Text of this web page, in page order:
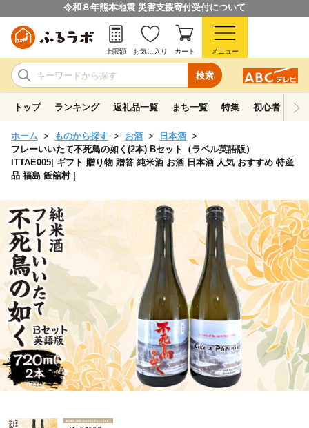
令和８年熊本地震 災害支援寄付受付について
検索
上限額 お気に入り カート メニュー
トップ ランキング 返礼品一覧 まち一覧 特集 初心者ガイド
ホーム ものから探す お酒
日本酒
フレーいいたて不死鳥の如く(2本) Bセット（ラベル英語版）
ITTAE005| ギフト 贈り物 贈答 純米酒 お酒 日本酒 人気 おすすめ 特産
品 福島 飯舘村 |